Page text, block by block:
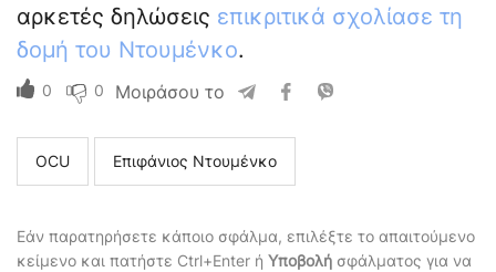
αρκετές δηλώσεις επικριτικά σχολίασε τη
δομή του Ντουμένκο.
0 0 Μοιράσου το
ΟCU Επιφάνιος Ντουμένκο
Εάν παρατηρήσετε κάποιο σφάλμα, επιλέξτε το απαιτούμενο
κείμενο και πατήστε Ctrl+Enter ή Υποβολή σφάλματος για να